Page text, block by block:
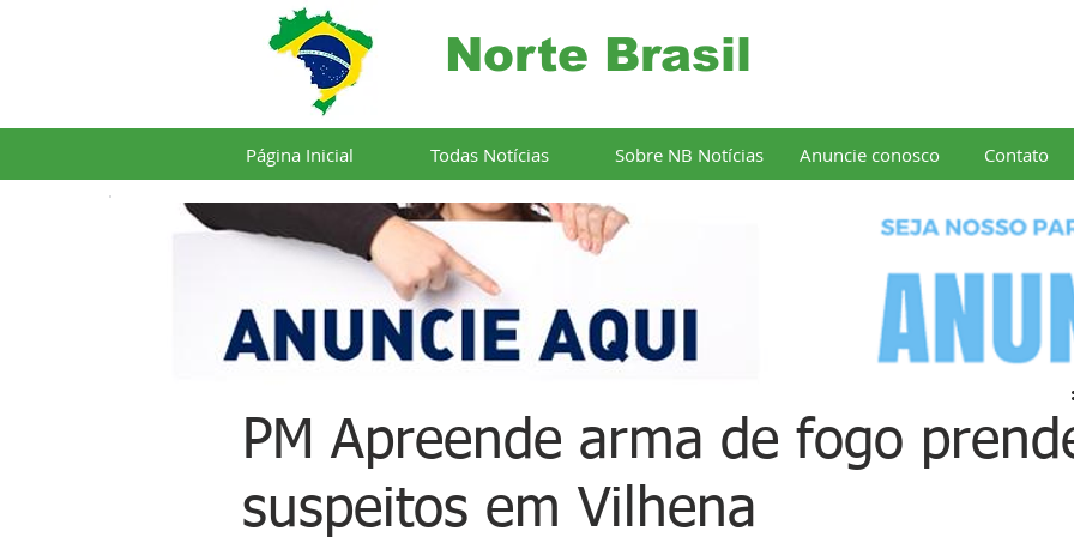
Norte Brasil
Página Inicial Todas Notícias Sobre NB Notícias Anuncie conosco Contato
PM Apreende arma de fogo
suspeitos em Vilhena